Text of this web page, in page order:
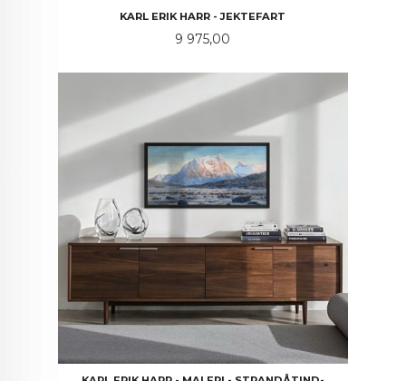
KARL ERIK HARR - JEKTEFART
Pris
9 975,00